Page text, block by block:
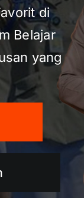
di
Belajar
yang